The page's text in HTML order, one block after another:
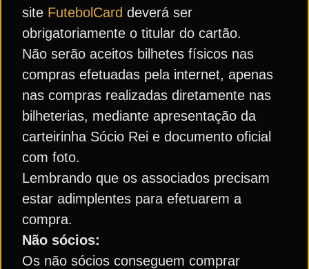
site FutebolCard deverá ser
obrigatoriamente o titular do cartão.
Não serão aceitos bilhetes físicos nas
compras efetuadas pela internet, apenas
nas compras realizadas diretamente nas
bilheterias, mediante apresentação da
carteirinha Sócio Rei e documento oficial
com foto.
Lembrando que os associados precisam
estar adimplentes para efetuarem a
compra.
Não sócios:
Os não sócios conseguem comprar